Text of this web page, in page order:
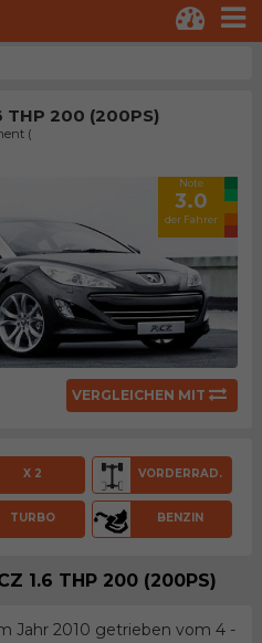
THP 200 (200PS)
(
Note
3.0
der Fahrer
VERGLEICHEN MIT
X 2 VORDERRAD.
TURBO BENZIN
1.6 THP 200 (200PS)
Jahr 2010 getrieben vom 4 -